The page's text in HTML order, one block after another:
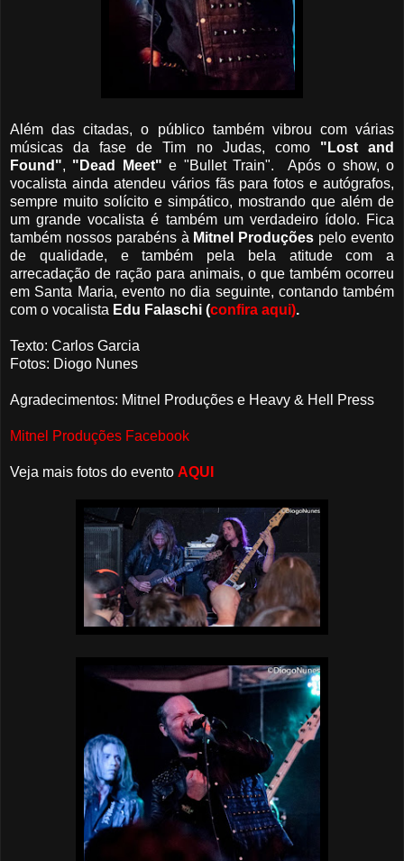
Além das citadas, o público também vibrou com várias
músicas da fase de Tim no Judas, como "Lost and
Found", "Dead Meet" e "Bullet Train". Após o show, o
vocalista ainda atendeu vários fãs para fotos e autógrafos,
sempre muito solícito e simpático, mostrando que além de
um grande vocalista é também um verdadeiro ídolo. Fica
também nossos parabéns à Mitnel Produções pelo evento
de qualidade, e também pela bela atitude com a
arrecadação de ração para animais, o que também ocorreu
em Santa Maria, evento no dia seguinte, contando também
com o vocalista Edu Falaschi (confira aqui).
Texto: Carlos Garcia
Fotos: Diogo Nunes
Agradecimentos: Mitnel Produções e Heavy & Hell Press
Mitnel Produções Facebook
Veja mais fotos do evento AQUI